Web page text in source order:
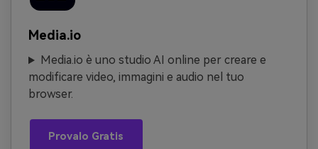
Media.io
Media.io è uno studio AI online per creare e
modificare video, immagini e audio nel tuo
browser.
Provalo Gratis